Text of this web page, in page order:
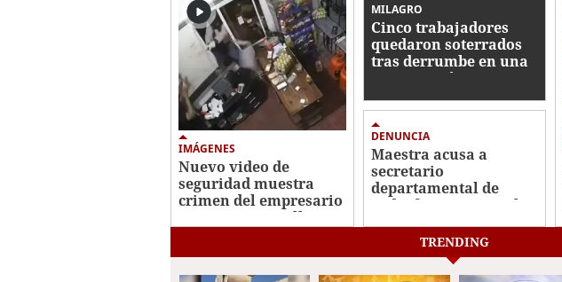
IMÁGENES
Nuevo video de
seguridad muestra
crimen del empresario
Jorge Luis Castellanos
MILAGRO
Cinco trabajadores
quedaron soterrados
tras derrumbe en una
construcción en
DENUNCIA
Maestra acusa a
secretario
departamental de
pedir favores sexuales
a cambio de una plaza
TRENDING